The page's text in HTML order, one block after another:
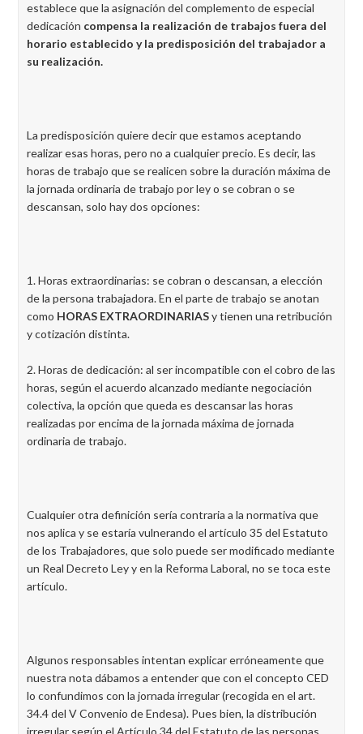
establece que la asignación del complemento de especial
dedicación compensa la realización de trabajos fuera del
horario establecido y la predisposición del trabajador a
su realización.
La predisposición quiere decir que estamos aceptando
realizar esas horas, pero no a cualquier precio. Es decir, las
horas de trabajo que se realicen sobre la duración máxima de
la jornada ordinaria de trabajo por ley o se cobran o se
descansan, solo hay dos opciones:
1. Horas extraordinarias: se cobran o descansan, a elección
de la persona trabajadora. En el parte de trabajo se anotan
como HORAS EXTRAORDINARIASy tienen una retribución
y cotización distinta.
2. Horas de dedicación: al ser incompatible con el cobro de las
horas, según el acuerdo alcanzado mediante negociación
colectiva, la opción que queda es descansar las horas
realizadas por encima de la jornada máxima de jornada
ordinaria de trabajo.
Cualquier otra definición sería contraria a la normativa que
nos aplica y se estaría vulnerando el artículo 35 del Estatuto
de los Trabajadores, que solo puede ser modificado mediante
un Real Decreto Ley y en la Reforma Laboral, no se toca este
artículo.
Algunos responsables intentan explicar erróneamente que
nuestra nota dábamos a entender que con el concepto CED
lo confundimos con la jornada irregular (recogida en el art.
34.4 del V Convenio de Endesa). Pues bien, la distribución
irregular según el Artículo 34 del Estatuto de las personas